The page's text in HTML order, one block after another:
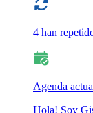
4 han
Agenda
Hola! Soy